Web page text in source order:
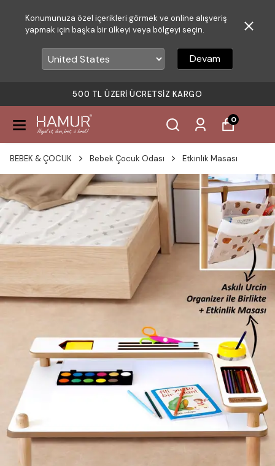
Konumunuza özel içerikleri görmek ve online alışveriş
yapmak için başka bir ülkeyi veya bölgeyi seçin.
Devam
500 TL ÜZERI ÜCRETSIZ KARGO
0
BEBEK & ÇOCUK Bebek Çocuk Odası Etkinlik Masası